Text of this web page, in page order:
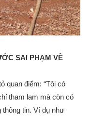
SAI PHẠM VỀ
quan điểm: “Tôi có
tham lam mà còn có
tin. Ví dụ như